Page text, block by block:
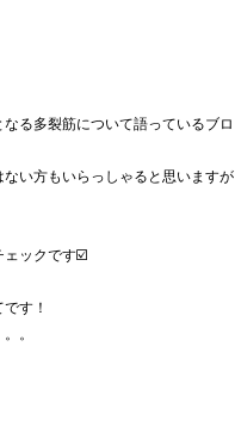
る多裂筋について語っているブ
い方もいらっしゃると思います
ェックです☑️
す！
。